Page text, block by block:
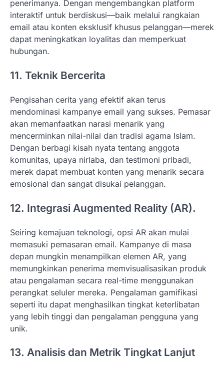
penerimanya. Dengan mengembangkan platform
interaktif untuk berdiskusi—baik melalui rangkaian
email atau konten eksklusif khusus pelanggan—merek
dapat meningkatkan loyalitas dan memperkuat
hubungan.
11. Teknik Bercerita
Pengisahan cerita yang efektif akan terus
mendominasi kampanye email yang sukses. Pemasar
akan memanfaatkan narasi menarik yang
mencerminkan nilai-nilai dan tradisi agama Islam.
Dengan berbagi kisah nyata tentang anggota
komunitas, upaya nirlaba, dan testimoni pribadi,
merek dapat membuat konten yang menarik secara
emosional dan sangat disukai pelanggan.
12. Integrasi Augmented Reality (AR).
Seiring kemajuan teknologi, opsi AR akan mulai
memasuki pemasaran email. Kampanye di masa
depan mungkin menampilkan elemen AR, yang
memungkinkan penerima memvisualisasikan produk
atau pengalaman secara real-time menggunakan
perangkat seluler mereka. Pengalaman gamifikasi
seperti itu dapat menghasilkan tingkat keterlibatan
yang lebih tinggi dan pengalaman pengguna yang
unik.
13. Analisis dan Metrik Tingkat Lanjut